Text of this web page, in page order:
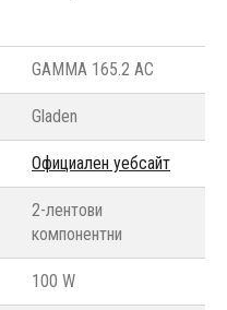
GAMMA 165.2 AC
Gladen
Официален уебсайт
2-лентови
компонентни
100 W